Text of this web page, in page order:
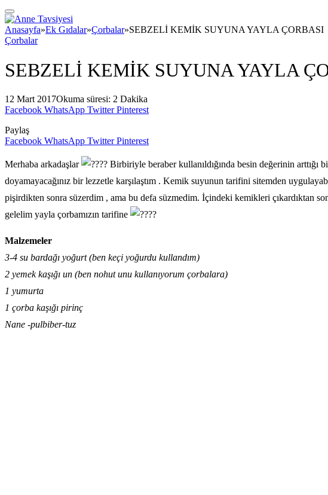
Anasayfa»Ek Gıdalar»Çorbalar»SEBZELİ KEMİK SUYUNA YAYLA ÇORBASI
Çorbalar
SEBZELİ KEMİK SUYUNA YAYLA
12 Mart 2017Okuma süresi: 2 Dakika
Facebook WhatsApp Twitter Pinterest
Paylaş
Facebook WhatsApp Twitter Pinterest
Merhaba arkadaşlar
Birbiriyle beraber kullanıldığında besin değerinin
doyamayacağınız bir lezzetle karşılaştım . Kemik suyunun tarifini sitemden
pişirdikten sonra süzerdim , ama bu defa süzmedim. İçindeki kemikleri çıkardıktan
gelelim yayla çorbamızın tarifine
Malzemeler
3-4 su bardağı yoğurt (ben keçi yoğurdu kullandım)
2 yemek kaşığı un (ben nohut unu kullanıyorum çorbalara)
1 yumurta
1 çorba kaşığı pirinç
Nane -pulbiber-tuz